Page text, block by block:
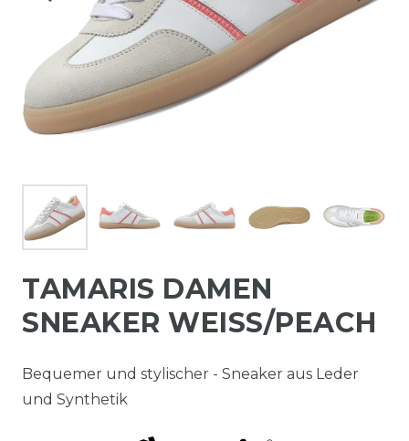
TAMARIS DAMEN
SNEAKER WEISS/PEACH
Bequemer und stylischer - Sneaker aus Leder
und Synthetik